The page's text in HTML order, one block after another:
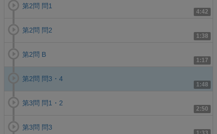
4:42
第2問 問1
1:38
第2問 問2
1:17
第2問 B
1:48
第2問 問3・4
2:50
第3問 問1・2
第3問 問3